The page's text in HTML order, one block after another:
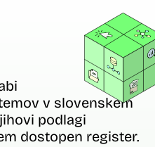
v slovenskem
podlagi
dostopen register.